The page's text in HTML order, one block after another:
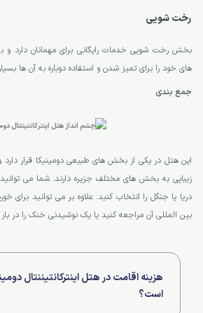
رخت شویی
بخش رخت شویی خدمات رایگانی برای مهمانان دارد و
های خود را برای تمیز شدن و استفاده دوباره به آن ها
جمع بندی
این هتل در یکی از بخش های طبیعی دومینیکا قرار
زیبایی به بخش های مختلف جزیره دارند. شما می
دریا یا جنگل را انتخاب کنید. علاوه بر می توانید برای
بین المللی آن مراجعه کنید یا یک نوشیدنی خنک را در
هزینه اقامت در هتل اینترکانتیننتال
است؟